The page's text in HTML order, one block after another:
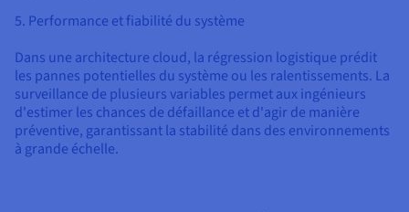
5. Performance et fiabilité du système
Dans une architecture cloud, la régression logistique prédit
les pannes potentielles du système ou les ralentissements. La
surveillance de plusieurs variables permet aux ingénieurs
d'estimer les chances de défaillance et d'agir de manière
préventive, garantissant la stabilité dans des environnements
à grande échelle.